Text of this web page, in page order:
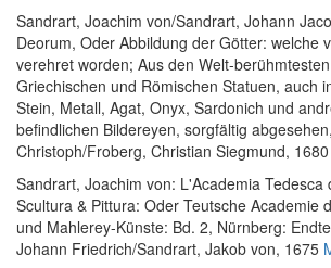
Sandrart, Joachim von/Sandrart, Johann
Deorum, Oder Abbildung der Götter: welche
verehret worden; Aus den Welt-
Griechischen und Römischen Statuen, auch
Stein, Metall, Agat, Onyx, Sardonich und
befindlichen Bildereyen, sorgfältig abgesehen
Christoph/Froberg, Christian Siegmund, 1680
Sandrart, Joachim von: L'Academia Tedesca
Scultura & Pittura: Oder Teutsche Academie
und Mahlerey-Künste: Bd. 2, Nürnberg:
Johann Friedrich/Sandrart, Jakob von, 1675